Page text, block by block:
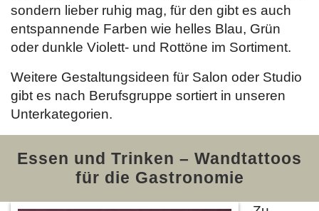
sondern lieber ruhig mag, für den gibt es auch
entspannende Farben wie helles Blau, Grün
oder dunkle Violett- und Rottöne im Sortiment.
Weitere Gestaltungsideen für Salon oder Studio
gibt es nach Berufsgruppe sortiert in unseren
Unterkategorien.
Essen und Trinken – Wandtattoos
für die Gastronomie